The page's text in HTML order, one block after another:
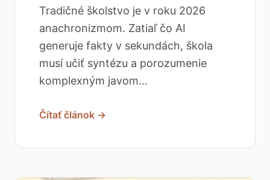
Tradičné školstvo je v roku 2026
anachronizmom. Zatiaľ čo AI
generuje fakty v sekundách, škola
musí učiť syntézu a porozumenie
komplexným javom...
Čítať článok →